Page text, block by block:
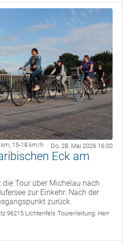
km, 15-18 km/h Do. 28. Mai 2026 16:00
Eck am
Tour über Michelau nach
zur Einkehr. Nach der
zurück.
96215 Lichtenfels Tourenleitung: Herr